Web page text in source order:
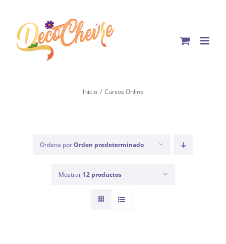
contenido
Inicio Cursos Online
Ordena porOrden predeterminado
Mostrar 12 productos